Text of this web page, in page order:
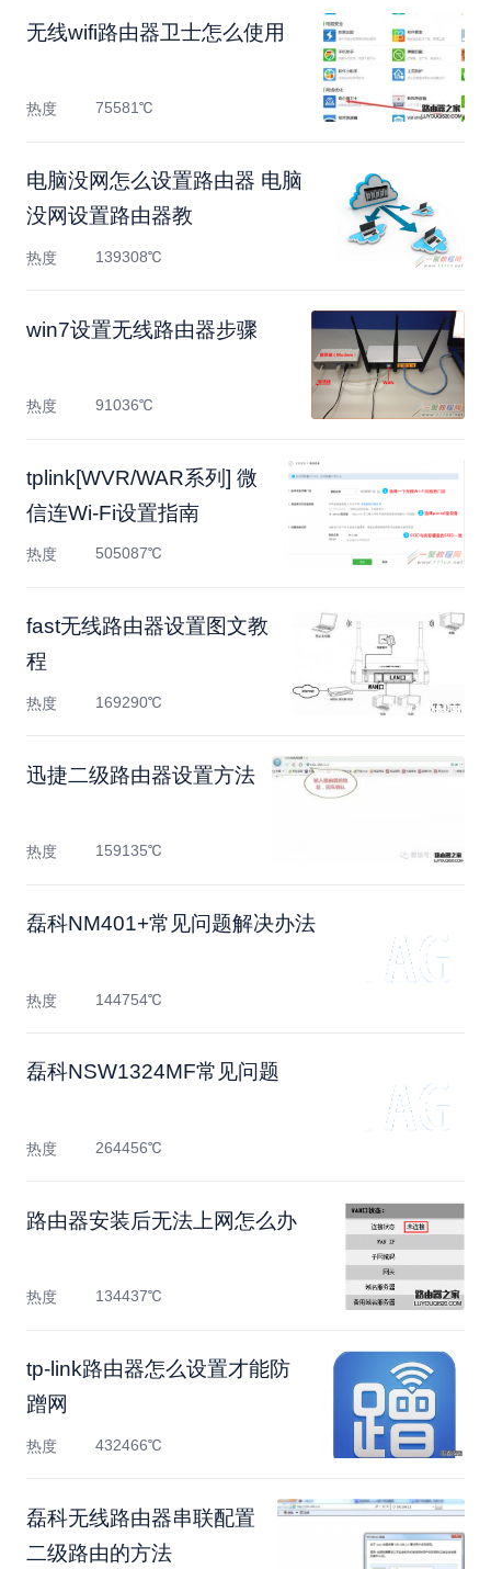
无线wifi路由器卫士怎么使用
热度 75581℃
电脑没网怎么设置路由器 电脑
没网设置路由器教
热度 139308℃
win7设置无线路由器步骤
热度 91036℃
tplink[WVR/WAR系列] 微
信连Wi-Fi设置指南
热度 505087℃
fast无线路由器设置图文教
程
热度 169290℃
迅捷二级路由器设置方法
热度 159135℃
磊科NM401+常见问题解决办法
热度 144754℃
磊科NSW1324MF常见问题
热度 264456℃
路由器安装后无法上网怎么办
热度 134437℃
tp-link路由器怎么设置才能防
蹭网
热度 432466℃
磊科无线路由器串联配置
二级路由的方法